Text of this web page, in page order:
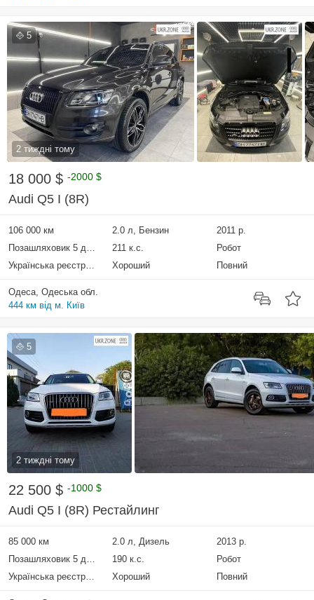
5
2 тиждні тому
18 000 $ -2000 $
Audi Q5 I (8R)
106 000 км 2.0 л, Бензин
2011 р.
Позашляховик 5 дверей
211 к.с.
Робот
Українська реєстрація
Хороший Повний
Одеса, Одеська обл.
444 км від м. Київ
5
2 тиждні тому
22 500 $ -1000 $
Audi Q5 I (8R) Рестайлинг
85 000 км 2.0 л, Дизель
2013 р.
Позашляховик 5 дверей
190 к.с.
Робот
Українська реєстрація
Хороший Повний